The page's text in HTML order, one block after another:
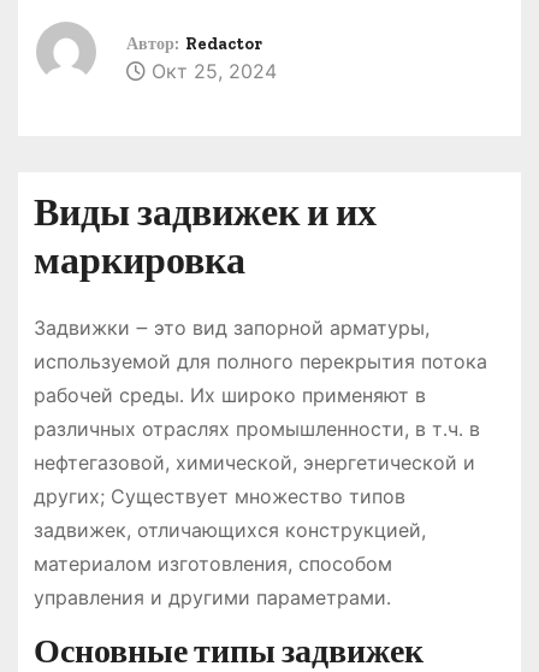
Автор: Redactor
Окт 25, 2024
Виды задвижек и их
маркировка
Задвижки ౼ это вид запорной арматуры,
используемой для полного перекрытия потока
рабочей среды․ Их широко применяют в
различных отраслях промышленности, в т․ч․ в
нефтегазовой, химической, энергетической и
других; Существует множество типов
задвижек, отличающихся конструкцией,
материалом изготовления, способом
управления и другими параметрами․
Основные типы задвижек